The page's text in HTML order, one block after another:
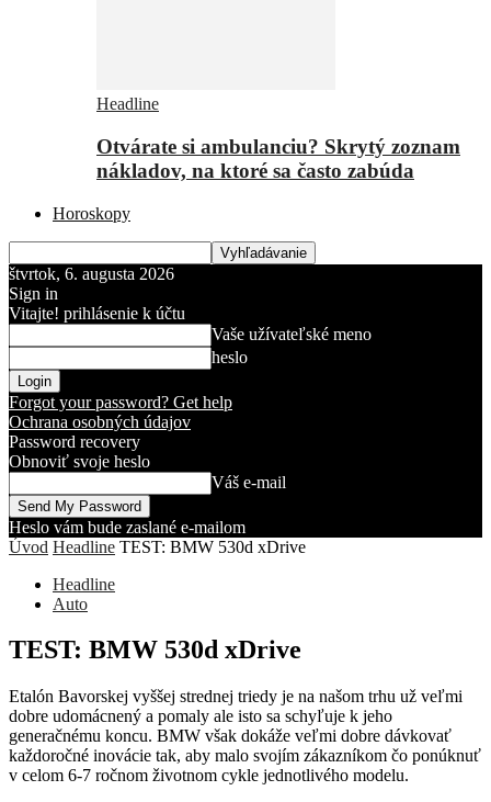
Headline
Otvárate si ambulanciu? Skrytý zoznam
nákladov, na ktoré sa často zabúda
Horoskopy
štvrtok, 6. augusta 2026
Sign in
Vitajte! prihlásenie k účtu
Vaše užívateľské meno
heslo
Forgot your password? Get help
Ochrana osobných údajov
Password recovery
Obnoviť svoje heslo
Váš e-mail
Heslo vám bude zaslané e-mailom
Úvod Headline TEST: BMW 530d xDrive
Headline
Auto
TEST: BMW 530d xDrive
Etalón Bavorskej vyššej strednej triedy je na našom trhu už veľmi
dobre udomácnený a pomaly ale isto sa schyľuje k jeho
generačnému koncu. BMW však dokáže veľmi dobre dávkovať
každoročné inovácie tak, aby malo svojím zákazníkom čo ponúknuť
v celom 6-7 ročnom životnom cykle jednotlivého modelu.